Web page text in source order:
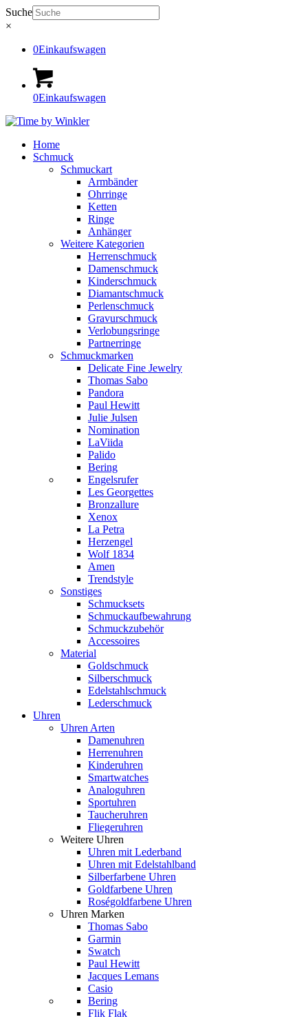
Suche
×
0Einkaufswagen
0Einkaufswagen
Home
Schmuck
Schmuckart
Armbänder
Ohrringe
Ketten
Ringe
Anhänger
Weitere Kategorien
Herrenschmuck
Damenschmuck
Kinderschmuck
Diamantschmuck
Perlenschmuck
Gravurschmuck
Verlobungsringe
Partnerringe
Schmuckmarken
Delicate Fine Jewelry
Thomas Sabo
Pandora
Paul Hewitt
Julie Julsen
Nomination
LaViida
Palido
Bering
Engelsrufer
Les Georgettes
Bronzallure
Xenox
La Petra
Herzengel
Wolf 1834
Amen
Trendstyle
Sonstiges
Schmucksets
Schmuckaufbewahrung
Schmuckzubehör
Accessoires
Material
Goldschmuck
Silberschmuck
Edelstahlschmuck
Lederschmuck
Uhren
Uhren Arten
Damenuhren
Herrenuhren
Kinderuhren
Smartwatches
Analoguhren
Sportuhren
Taucheruhren
Fliegeruhren
Weitere Uhren
Uhren mit Lederband
Uhren mit Edelstahlband
Silberfarbene Uhren
Goldfarbene Uhren
Roségoldfarbene Uhren
Uhren Marken
Thomas Sabo
Garmin
Swatch
Paul Hewitt
Jacques Lemans
Casio
Bering
Flik Flak